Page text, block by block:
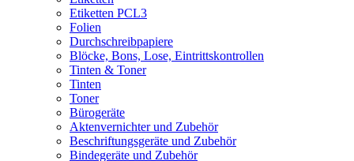
Etiketten PCL3
Folien
Durchschreibpapiere
Blöcke, Bons, Lose, Eintrittskontrollen
Tinten & Toner
Tinten
Toner
Bürogeräte
Aktenvernichter und Zubehör
Beschriftungsgeräte und Zubehör
Bindegeräte und Zubehör